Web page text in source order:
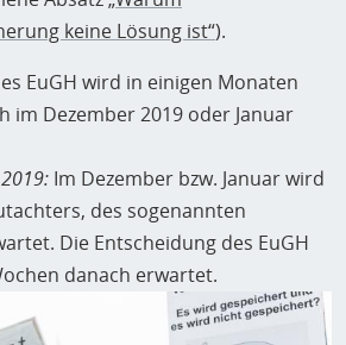
keine Lösung ist“).
EuGH wird in einigen Monaten
im Dezember 2019 oder Januar
Im Dezember bzw. Januar wird
des sogenannten
Die Entscheidung des EuGH
danach erwartet.